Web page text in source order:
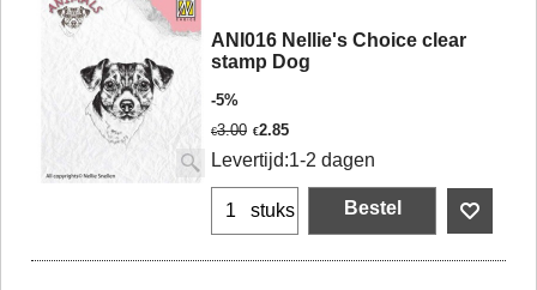
ANI016 Nellie's Choice clear
stamp Dog
-5%
€3.00 €2.85
Levertijd:1-2 dagen
stuks Bestel